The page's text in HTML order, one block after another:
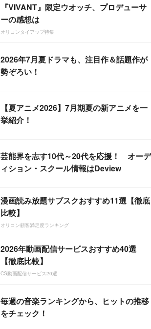
『VIVANT』限定ウオッチ、プロデューサ
ーの感想は
オリコンタイアップ特集
2026年7月夏ドラマも、注目作＆話題作が
勢ぞろい！
【夏アニメ2026】7月期夏の新アニメを一
挙紹介！
芸能界を志す10代～20代を応援！ オーデ
ィション・スクール情報はDeview
漫画読み放題サブスクおすすめ11選【徹底
比較】
オリコン顧客満足度ランキング
2026年動画配信サービスおすすめ40選
【徹底比較】
CS動画配信サービス20選
毎週の音楽ランキングから、ヒットの推移
をチェック！